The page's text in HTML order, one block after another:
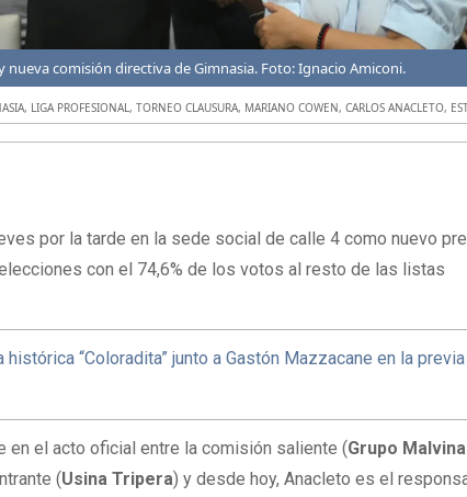
comisión directiva de Gimnasia. Foto: Ignacio Amiconi.
, LIGA PROFESIONAL,TORNEO CLAUSURA, MARIANO COWEN,CARLOS ANACLETO,
por la tarde en la sede social de calle 4 como nuevo
con el 74,6% de los votos al resto de las listas
“Coloradita” junto a Gastón Mazzacane en la previa
en el acto oficial entre la comisión saliente (Grupo
(Usina Tripera) y desde hoy, Anacleto es el